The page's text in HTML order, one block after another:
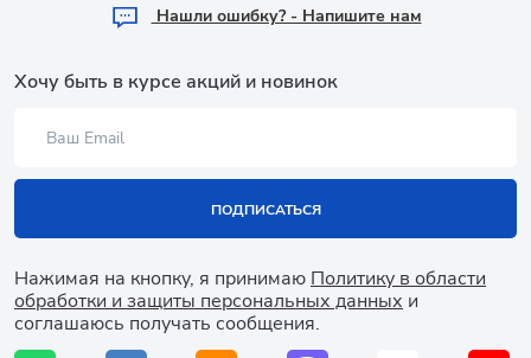
Hашли ошибку? - Напишите нам
Хочу быть в курсе акций и новинок
ПОДПИСАТЬСЯ
Нажимая на кнопку, я принимаю Политику в области
обработки и защиты персональных данных и
соглашаюсь получать сообщения.